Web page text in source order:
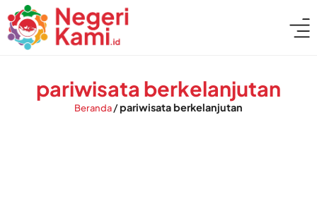
pariwisata berkelanjutan
Beranda/pariwisata berkelanjutan